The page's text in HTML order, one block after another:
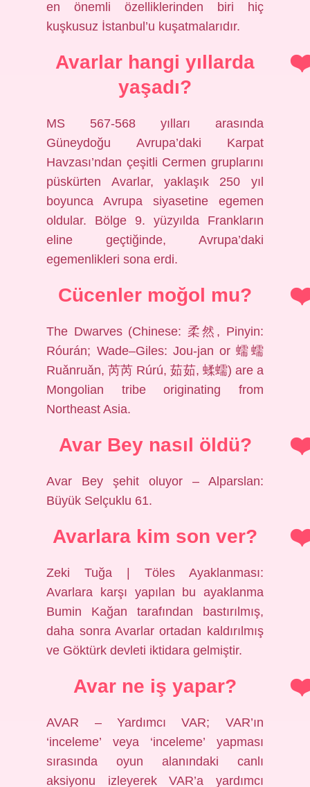
en önemli özelliklerinden biri hiç
kuşkusuz İstanbul’u kuşatmalarıdır.
Avarlar hangi yıllarda
yaşadı?
MS 567-568 yılları arasında
Güneydoğu Avrupa’daki Karpat
Havzası’ndan çeşitli Cermen gruplarını
püskürten Avarlar, yaklaşık 250 yıl
boyunca Avrupa siyasetine egemen
oldular. Bölge 9. yüzyılda Frankların
eline geçtiğinde, Avrupa’daki
egemenlikleri sona erdi.
Cücenler moğol mu?
The Dwarves (Chinese: 柔然, Pinyin:
Róurán; Wade–Giles: Jou-jan or 蠕蠕
Ruǎnruǎn, 芮芮 Rúrú, 茹茹, 蝚蠕) are a
Mongolian tribe originating from
Northeast Asia.
Avar Bey nasıl öldü?
Avar Bey şehit oluyor – Alparslan:
Büyük Selçuklu 61.
Avarlara kim son ver?
Zeki Tuğa | Töles Ayaklanması:
Avarlara karşı yapılan bu ayaklanma
Bumin Kağan tarafından bastırılmış,
daha sonra Avarlar ortadan kaldırılmış
ve Göktürk devleti iktidara gelmiştir.
Avar ne iş yapar?
AVAR – Yardımcı VAR; VAR’ın
‘inceleme’ veya ‘inceleme’ yapması
sırasında oyun alanındaki canlı
aksiyonu izleyerek VAR’a yardımcı